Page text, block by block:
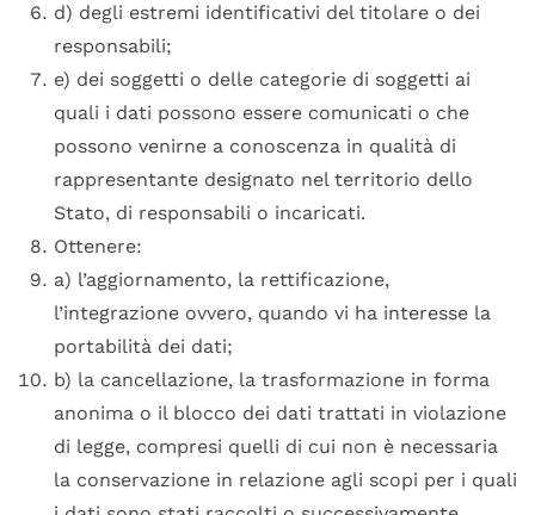
d) degli estremi identificativi del titolare o dei
responsabili;
e) dei soggetti o delle categorie di soggetti ai
quali i dati possono essere comunicati o che
possono venirne a conoscenza in qualità di
rappresentante designato nel territorio dello
Stato, di responsabili o incaricati.
Ottenere:
a) l’aggiornamento, la rettificazione,
l’integrazione ovvero, quando vi ha interesse la
portabilità dei dati;
b) la cancellazione, la trasformazione in forma
anonima o il blocco dei dati trattati in violazione
di legge, compresi quelli di cui non è necessaria
la conservazione in relazione agli scopi per i quali